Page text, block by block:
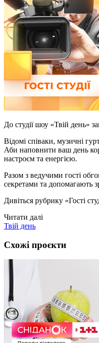
До студії шоу «Твій день»
Відомі співаки, музичні
Аби наповнити ваш день
настроєм та енергією.
Разом з ведучими гості
секретами та допомагають
Дивіться рубрику «Гості
Читати далі
Твій день
Схожі проєкти